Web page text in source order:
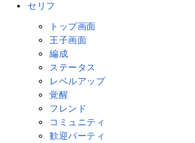
セリフ
トップ画面
王子画面
編成
ステータス
レベルアップ
覚醒
フレンド
コミュニティ
歓迎パーティ